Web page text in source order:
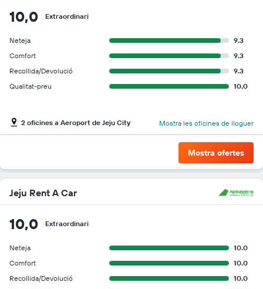
10,0 Extraordinari
Neteja
9.3
Comfort
9.3
Recollida/Devolució
9.3
Qualitat-preu
10.0
2 oficines a Aeroport de Jeju City Mostra les oficines de lloguer
Mostra ofertes
Jeju Rent A Car
10,0 Extraordinari
Neteja
10.0
Comfort
10.0
Recollida/Devolució
10.0